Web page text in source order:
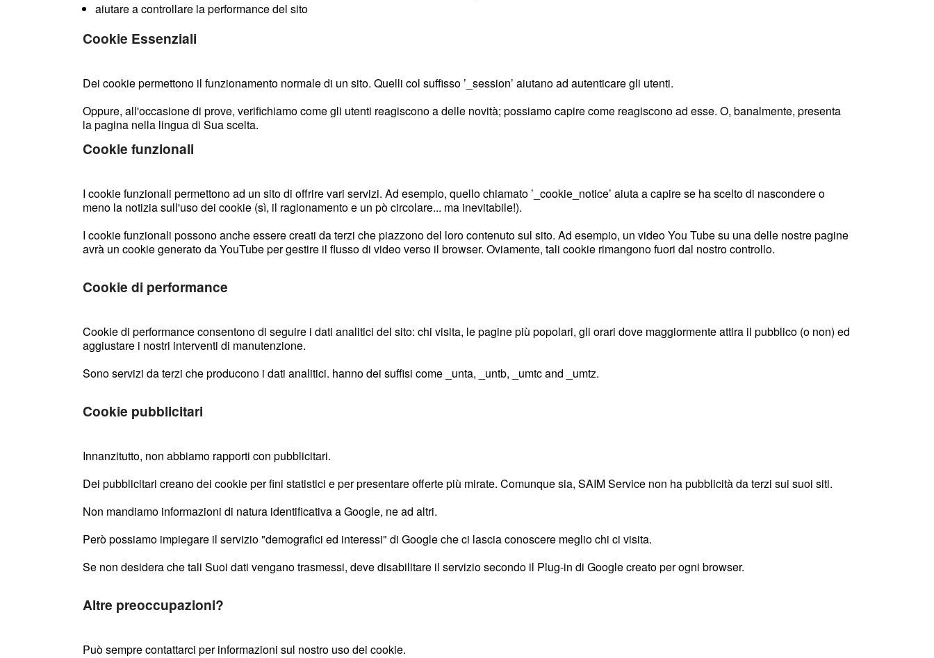
aiutare a controllare la performance del sito
Cookie Essenziali
Dei cookie permettono il funzionamento normale di un sito. Quelli col suffisso ’_session’ aiutano ad autenticare gli utenti.
Oppure, all'occasione di prove, verifichiamo come gli utenti reagiscono a delle novità; possiamo capire come reagiscono ad esse. O, banalmente, presenta
la pagina nella lingua di Sua scelta.
Cookie funzionali
I cookie funzionali permettono ad un sito di offrire vari servizi. Ad esempio, quello chiamato ’_cookie_notice’ aiuta a capire se ha scelto di nascondere o
meno la notizia sull'uso dei cookie (sì, il ragionamento e un pò circolare... ma inevitabile!).
I cookie funzionali possono anche essere creati da terzi che piazzono del loro contenuto sul sito. Ad esempio, un video You Tube su una delle nostre pagine
avrà un cookie generato da YouTube per gestire il flusso di video verso il browser. Oviamente, tali cookie rimangono fuori dal nostro controllo.
Cookie di performance
Cookie di performance consentono di seguire i dati analitici del sito: chi visita, le pagine più popolari, gli orari dove maggiormente attira il pubblico (o non) ed
aggiustare i nostri interventi di manutenzione.
Sono servizi da terzi che producono i dati analitici. hanno dei suffisi come _unta, _untb, _umtc and _umtz.
Cookie pubblicitari
Innanzitutto, non abbiamo rapporti con pubblicitari.
Dei pubblicitari creano dei cookie per fini statistici e per presentare offerte più mirate. Comunque sia, SAIM Service non ha pubblicità da terzi sui suoi siti.
Non mandiamo informazioni di natura identificativa a Google, ne ad altri.
Però possiamo impiegare il servizio "demografici ed interessi" di Google che ci lascia conoscere meglio chi ci visita.
Se non desidera che tali Suoi dati vengano trasmessi, deve disabilitare il servizio secondo il Plug-in di Google creato per ogni browser.
Altre preoccupazioni?
Può sempre contattarci per informazioni sul nostro uso dei cookie.